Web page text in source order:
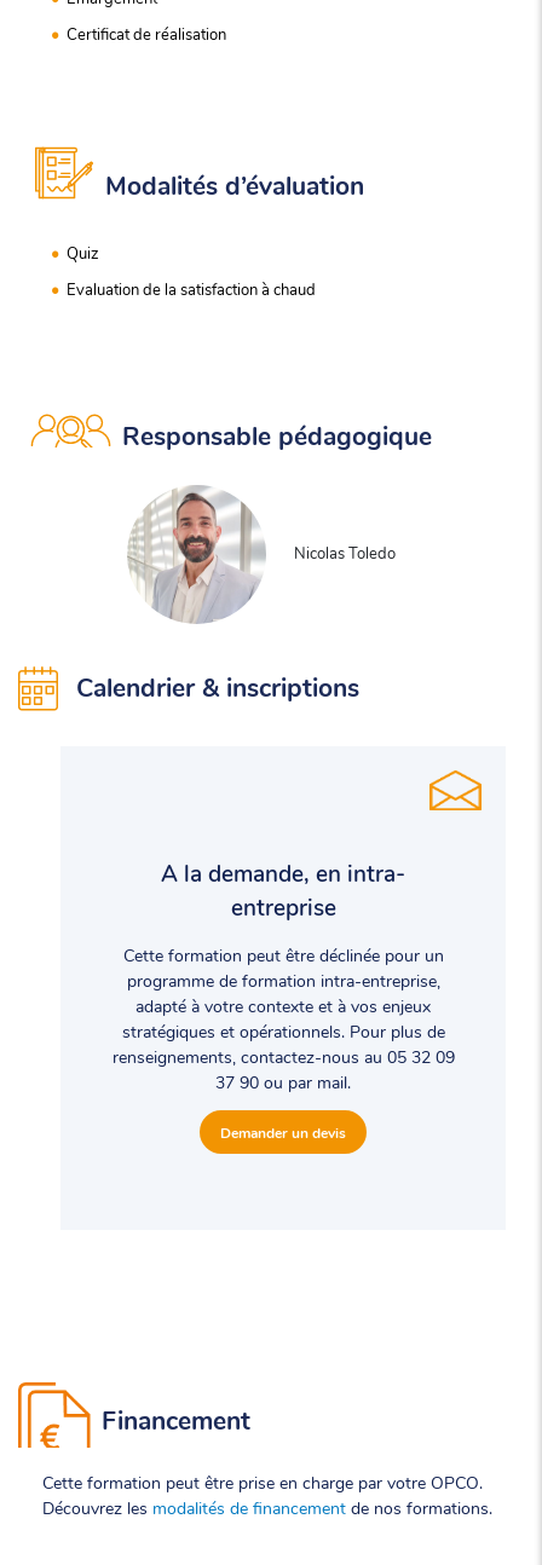
Certificat de réalisation
Modalités d’évaluation
Quiz
Evaluation de la satisfaction à chaud
Responsable pédagogique
Nicolas Toledo
Calendrier & inscriptions
A la demande, en intra-
entreprise
Cette formation peut être déclinée pour un
programme de formation intra-entreprise,
adapté à votre contexte et à vos enjeux
stratégiques et opérationnels. Pour plus de
renseignements, contactez-nous au 05 32 09
37 90 ou par mail.
Demander un devis
Financement
Cette formation peut être prise en charge par votre OPCO.
Découvrez les modalités de financement de nos formations.